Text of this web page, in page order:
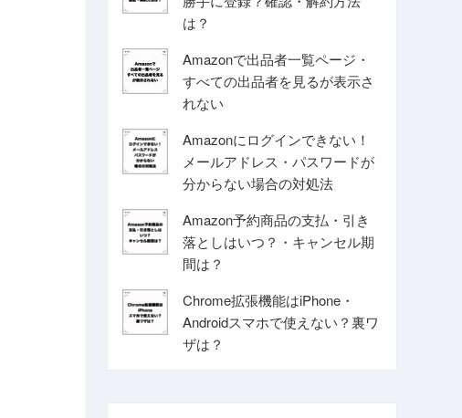
は？
Amazonで出品者一覧ページ・
すべての出品者を見るが表示さ
れない
Amazonにログインできない！
メールアドレス・パスワードが
分からない場合の対処法
Amazon予約商品の支払・引き
落としはいつ？・キャンセル期
間は？
Chrome拡張機能はiPhone・
Androidスマホで使えない？裏ワ
ザは？